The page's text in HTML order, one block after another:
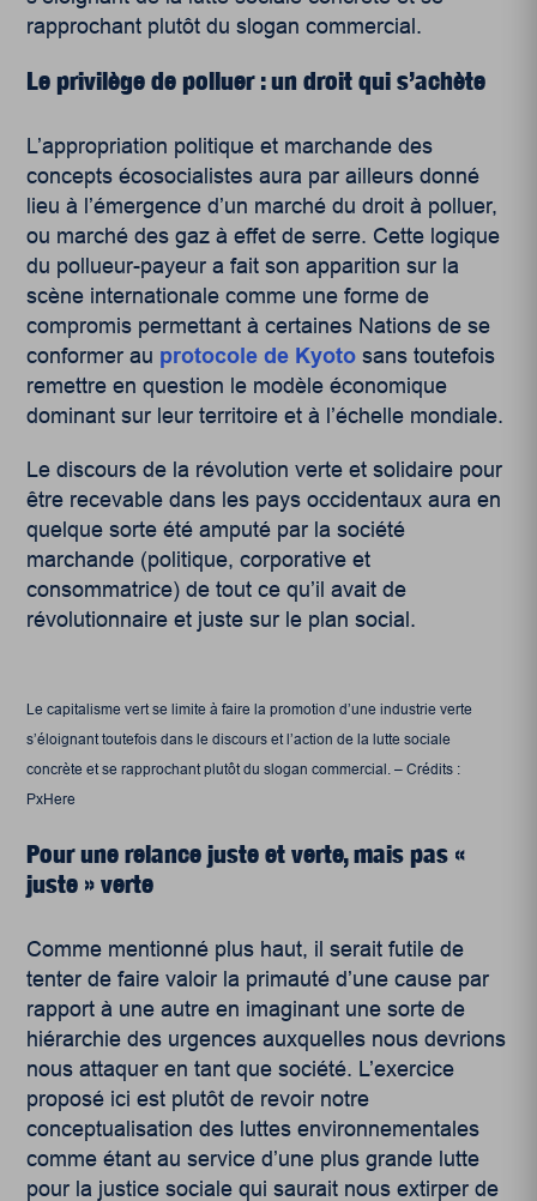
rapprochant plutôt du slogan commercial.
Le privilège de polluer : un droit qui s’achète
L’appropriation politique et marchande des
concepts écosocialistes aura par ailleurs donné
lieu à l’émergence d’un marché du droit à polluer,
ou marché des gaz à effet de serre. Cette logique
du pollueur-payeur a fait son apparition sur la
scène internationale comme une forme de
compromis permettant à certaines Nations de se
conformer au protocole de Kyoto sans toutefois
remettre en question le modèle économique
dominant sur leur territoire et à l’échelle mondiale.
Le discours de la révolution verte et solidaire pour
être recevable dans les pays occidentaux aura en
quelque sorte été amputé par la société
marchande (politique, corporative et
consommatrice) de tout ce qu’il avait de
révolutionnaire et juste sur le plan social.
Le capitalisme vert se limite à faire la promotion d’une industrie verte
s’éloignant toutefois dans le discours et l’action de la lutte sociale
concrète et se rapprochant plutôt du slogan commercial. – Crédits :
PxHere
Pour une relance juste et verte, mais pas «
juste » verte
Comme mentionné plus haut, il serait futile de
tenter de faire valoir la primauté d’une cause par
rapport à une autre en imaginant une sorte de
hiérarchie des urgences auxquelles nous devrions
nous attaquer en tant que société. L’exercice
proposé ici est plutôt de revoir notre
conceptualisation des luttes environnementales
comme étant au service d’une plus grande lutte
pour la justice sociale qui saurait nous extirper de